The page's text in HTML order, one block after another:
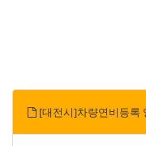
[대전시]차량연비등록